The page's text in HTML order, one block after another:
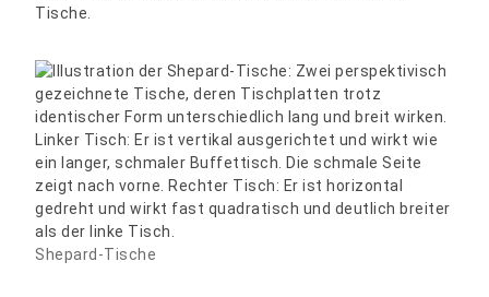
Tische.
Shepard-Tische